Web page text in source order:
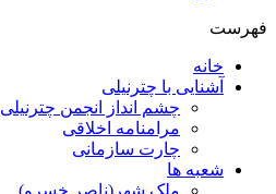
فهرست
خانه
آشنایی با چترنیلی
چشم انداز انجمن چترنیلی
مرامنامه اخلاقی
چارت سازمانی
شعبه ها
ملک شهر(ناصر خسرو)